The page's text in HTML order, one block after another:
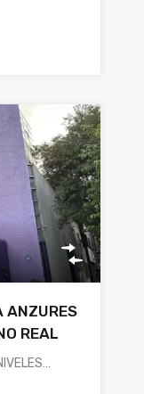
ANZURES
REAL